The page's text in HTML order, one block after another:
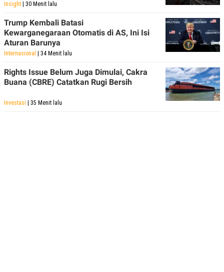
Insight | 30 Menit lalu
Trump Kembali Batasi
Kewarganegaraan Otomatis di AS, Ini Isi
Aturan Barunya
Internasional | 34 Menit lalu
Rights Issue Belum Juga Dimulai, Cakra
Buana (CBRE) Catatkan Rugi Bersih
Investasi | 35 Menit lalu